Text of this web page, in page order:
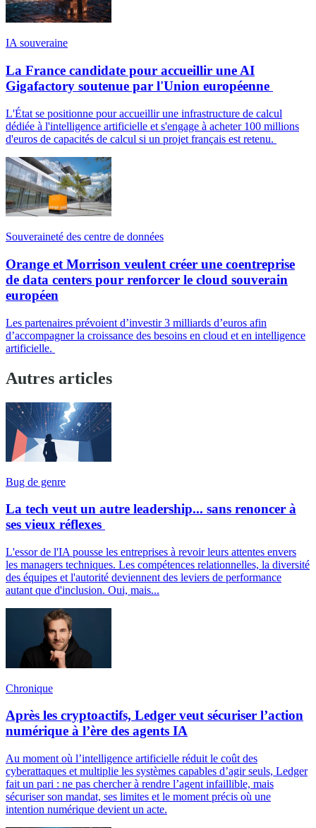
IA souveraine
La France candidate pour accueillir une AI
Gigafactory soutenue par l'Union européenne
L'État se positionne pour accueillir une infrastructure de calcul
dédiée à l'intelligence artificielle et s'engage à acheter 100 millions
d'euros de capacités de calcul si un projet français est retenu.
Souveraineté des centre de données
Orange et Morrison veulent créer une coentreprise
de data centers pour renforcer le cloud souverain
européen
Les partenaires prévoient d’investir 3 milliards d’euros afin
d’accompagner la croissance des besoins en cloud et en intelligence
artificielle.
Autres articles
Bug de genre
La tech veut un autre leadership... sans renoncer à
ses vieux réflexes
L'essor de l'IA pousse les entreprises à revoir leurs attentes envers
les managers techniques. Les compétences relationnelles, la diversité
des équipes et l'autorité deviennent des leviers de performance
autant que d'inclusion. Oui, mais...
Chronique
Après les cryptoactifs, Ledger veut sécuriser l’action
numérique à l’ère des agents IA
Au moment où l’intelligence artificielle réduit le coût des
cyberattaques et multiplie les systèmes capables d’agir seuls, Ledger
fait un pari : ne pas chercher à rendre l’agent infaillible, mais
sécuriser son mandat, ses limites et le moment précis où une
intention numérique devient un acte.